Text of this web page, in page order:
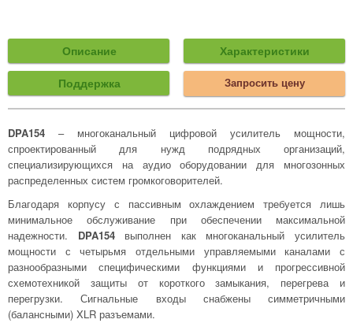
Описание Характеристики
Поддержка Запросить цену
DPA154 – многоканальный цифровой усилитель мощности,
спроектированный для нужд подрядных организаций,
специализирующихся на аудио оборудовании для многозонных
распределенных систем громкоговорителей.
Благодаря корпусу с пассивным охлаждением требуется лишь
минимальное обслуживание при обеспечении максимальной
надежности. DPA154выполнен как многоканальный усилитель
мощности с четырьмя отдельными управляемыми каналами с
разнообразными специфическими функциями и прогрессивной
схемотехникой защиты от короткого замыкания, перегрева и
перегрузки. Сигнальные входы снабжены симметричными
(балансными) XLR разъемами.